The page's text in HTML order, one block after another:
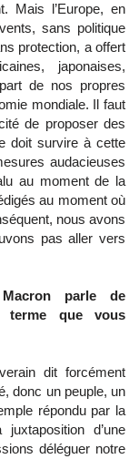
Mais l’Europe, en
sans politique
protection, a offert
japonaises,
de nos propres
mondiale. Il faut
de proposer des
doit survire à cette
audacieuses
au moment de la
au moment où
nous avons
pas aller vers
parle de
terme que vous
dit forcément
donc un peuple, un
répondu par la
d’une
déléguer notre